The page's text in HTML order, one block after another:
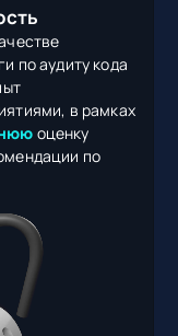
по аудиту кода
в рамках
оценку
по